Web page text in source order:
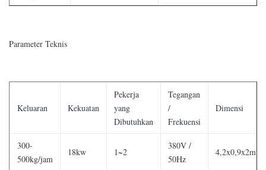
Parameter Teknis
Keluaran Kekuatan
Pekerja
yang
Dibutuhkan
Tegangan
/
Frekuensi
Dimensi
300-
500kg/jam
18kw 1~2
380V /
50Hz
4,2x0,9x2m